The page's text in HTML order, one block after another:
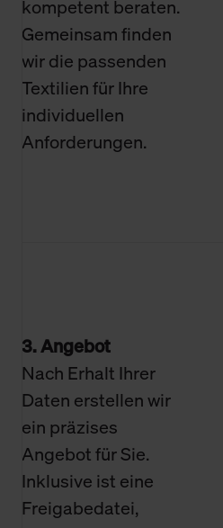
kompetent beraten.
Gemeinsam finden
wir die passenden
Textilien für Ihre
individuellen
Anforderungen.
3. Angebot
Nach Erhalt Ihrer
Daten erstellen wir
ein präzises
Angebot für Sie.
Inklusive ist eine
Freigabedatei,